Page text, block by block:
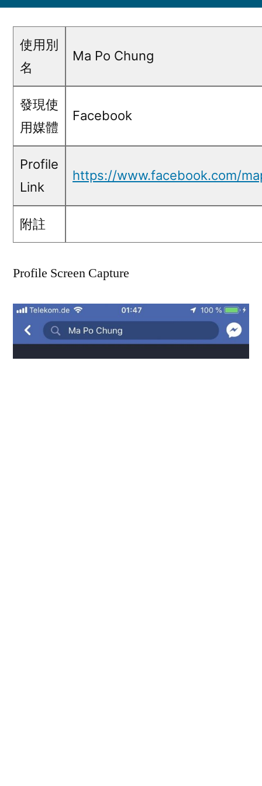
@
使用別
名
Ma Po Chung
發現使
用媒體
Facebook
Profile
Link
https://www.facebook.com/
附註
Profile Screen Capture